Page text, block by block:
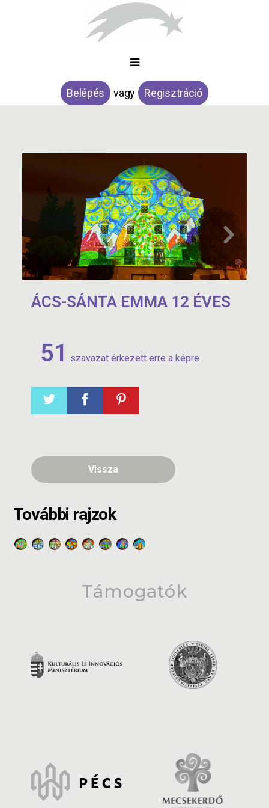
Belépés vagy Regisztráció
ÁCS-SÁNTA EMMA 12 ÉVES
51 szavazat érkezett erre a képre
Vissza
További rajzok
Támogatók